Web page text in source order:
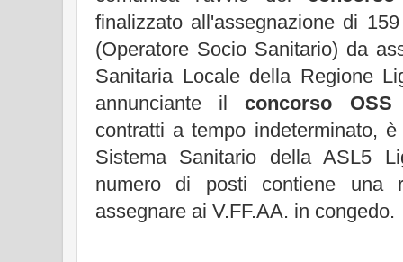
finalizzato all'assegnazione di
(Operatore Socio Sanitario) da
Sanitaria Locale della Regione
annunciante il concorso OSS
contratti a tempo indeterminato,
Sistema Sanitario della ASL5
numero di posti contiene
assegnare ai V.FF.AA. in congedo.